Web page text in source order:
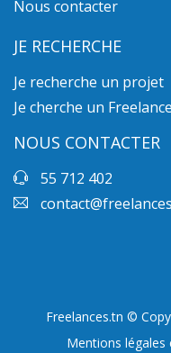
Nous contacter
JE RECHERCHE
Je recherche un projet
Je cherche un Freelance
NOUS CONTACTER
55 712 402
Freelances.tn ©
Mentions